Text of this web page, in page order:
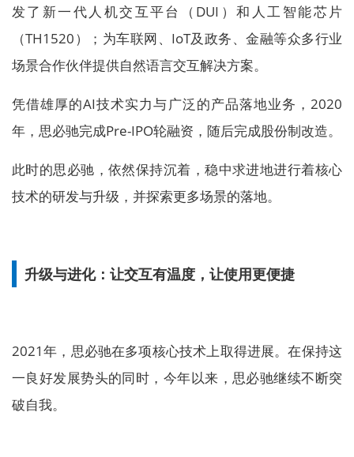
发了新一代人机交互平台（DUI）和人工智能芯片
（TH1520）；为车联网、IoT及政务、金融等众多行业
场景合作伙伴提供自然语言交互解决方案。
凭借雄厚的AI技术实力与广泛的产品落地业务，2020
年，思必驰完成Pre-IPO轮融资，随后完成股份制改造。
此时的思必驰，依然保持沉着，稳中求进地进行着核心
技术的研发与升级，并探索更多场景的落地。
升级与进化：让交互有温度，让使用更便捷
2021年，思必驰在多项核心技术上取得进展。在保持这
一良好发展势头的同时，今年以来，思必驰继续不断突
破自我。